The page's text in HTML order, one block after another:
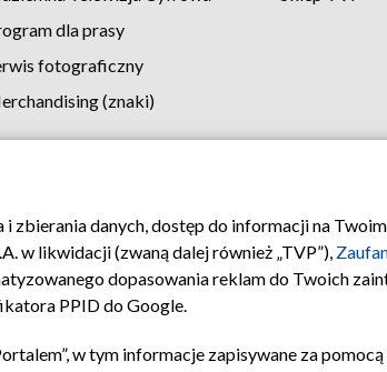
dla prasy
fotograficzny
(znaki)
reklamy Kontakt
danych, dostęp do informacji na
w likwidacji (zwaną dalej również „TVP”),
dopasowania reklam do Twoich
PPID do Google.
w tym informacje zapisywane za